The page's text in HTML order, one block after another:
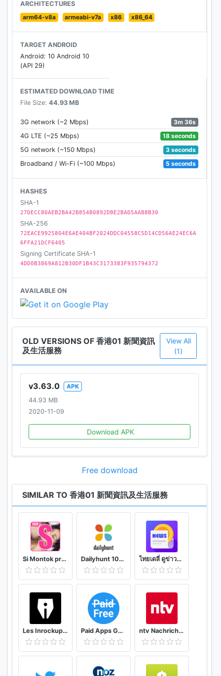
旅遊：為您搜羅世界各地最新機票、酒店等旅遊情報、
此外，亦覆蓋寵物、音樂、女生穿搭、職場、哲學、文
化等豐富內容。
【 其他生活服務 】
《香港01》提供自訂個人化內容，主頁可按您挑選的閱
讀喜好推薦內容，讓您一 App 輕鬆掌握各類型活動、即
時天氣和交通等資訊：
會員專區：註冊成為01會員，尊享驚喜優惠及獨家活
動。
e肚仔 | 飲食平台：致力提供多元化飲食服務，包括外賣
自取、外賣送遞、節慶跨區送遞，現時平台上已有逾
1,800 間餐廳，讓您輕鬆將美食帶返屋企！全新
「Deluxe」優質食品網購專頁，為您搜羅來自世界各地
的優質食品，並提供免運費送遞服務，讓您盡情享受生
活，食出滋味。
活動資訊及購票服務，包括網上講座、工作坊等等，塑
造屬於您的個人活動空間，綻放生活無限。
醫師 Easy：全面的健康服務及資訊平台，致力為大眾提
供預防疾病和健康資訊。「醫師 Easy」積極尋訪不同醫
生、健康專家及行業領袖，分享健康資訊心得，努力為
大眾健康把關。
一網打盡：結合多間商戶為您帶來一站式網購體驗，提
供品牌產品優惠，海外及本地網購資訊，於指定商戶購
物，更可額外賺取「01積分」，兌換各種現金券或家品
電器，體驗積分當現金使的網購樂趣！
開講：《香港01》的社交互動平台，用戶可以分享生活
細節及創作，以社交互動功能認識新朋友，將聲音連結
至網絡大小話題：「開講」- 開放互動，講你所想！
01TV：自家製作各類最新影片及直播，娛樂、資訊兼
ARCHITECTURES
arm64-v8a
armeabi-v7a x86 x86_64
TARGET ANDROID
Android: 10 Android 10
(API 29)
ESTIMATED DOWNLOAD TIME
File Size: 44.93 MB
3G network (~2 Mbps)
3m 36s
4G LTE (~25 Mbps)
18 seconds
5G network (~150 Mbps)
3 seconds
Broadband / Wi-Fi (~100 Mbps)
5 seconds
HASHES
SHA-1
27DECC80AEB2BA42B854B0892DBE2BAD5AAB8B30
SHA-256
72EACE9925804E6AE404BF2024DDC04558C5D14CD56AE24EC6A
6FFA21DCF6405
Signing Certificate SHA-1
4DD0B3869A812B30DF1B43C3173383F935794372
AVAILABLE ON
OLD VERSIONS OF 香港01 新聞資訊
及生活服務
View All
(1)
v3.63.0
APK
44.93 MB
2020-11-09
Download APK
Free download
SIMILAR TO 香港01 新聞資訊及生活服務
Si Montok premium vpn +18 guide Dailyhunt 100% Indian App for News & Videos ไทยเดลี่ ดูข่าวดูวิดีโอสร้างรายได้
Les Inrockuptibles - playlists, articles et vidéos Paid Apps Gone Free - PAGF (Beta) ntv Nachrichten